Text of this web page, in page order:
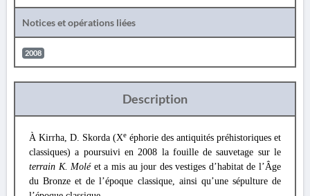
Notices et opérations liées
2008
Description
À Kirrha, D. Skorda (Xe éphorie des antiquités préhistoriques et
classiques) a poursuivi en 2008 la fouille de sauvetage sur le
terrain K. Moléet a mis au jour des vestiges d’habitat de l’Âge
du Bronze et de l’époque classique, ainsi qu’une sépulture de